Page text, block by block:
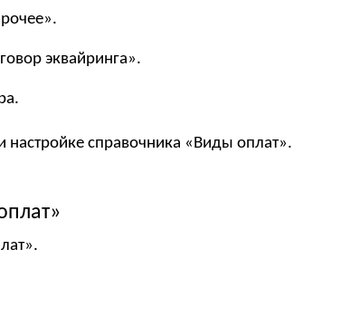
эквайринга».
настройке справочника «Виды оплат».